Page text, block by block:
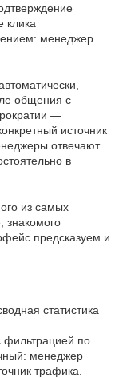
клика
менеджер
общения с
—
источник
отвечают
в
из самых
знакомого
предсказуем и
статистика
по
менеджер
трафика.